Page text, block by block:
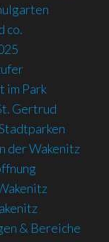
co.
im Park
Gertrud
der Wakenitz
& Bereiche